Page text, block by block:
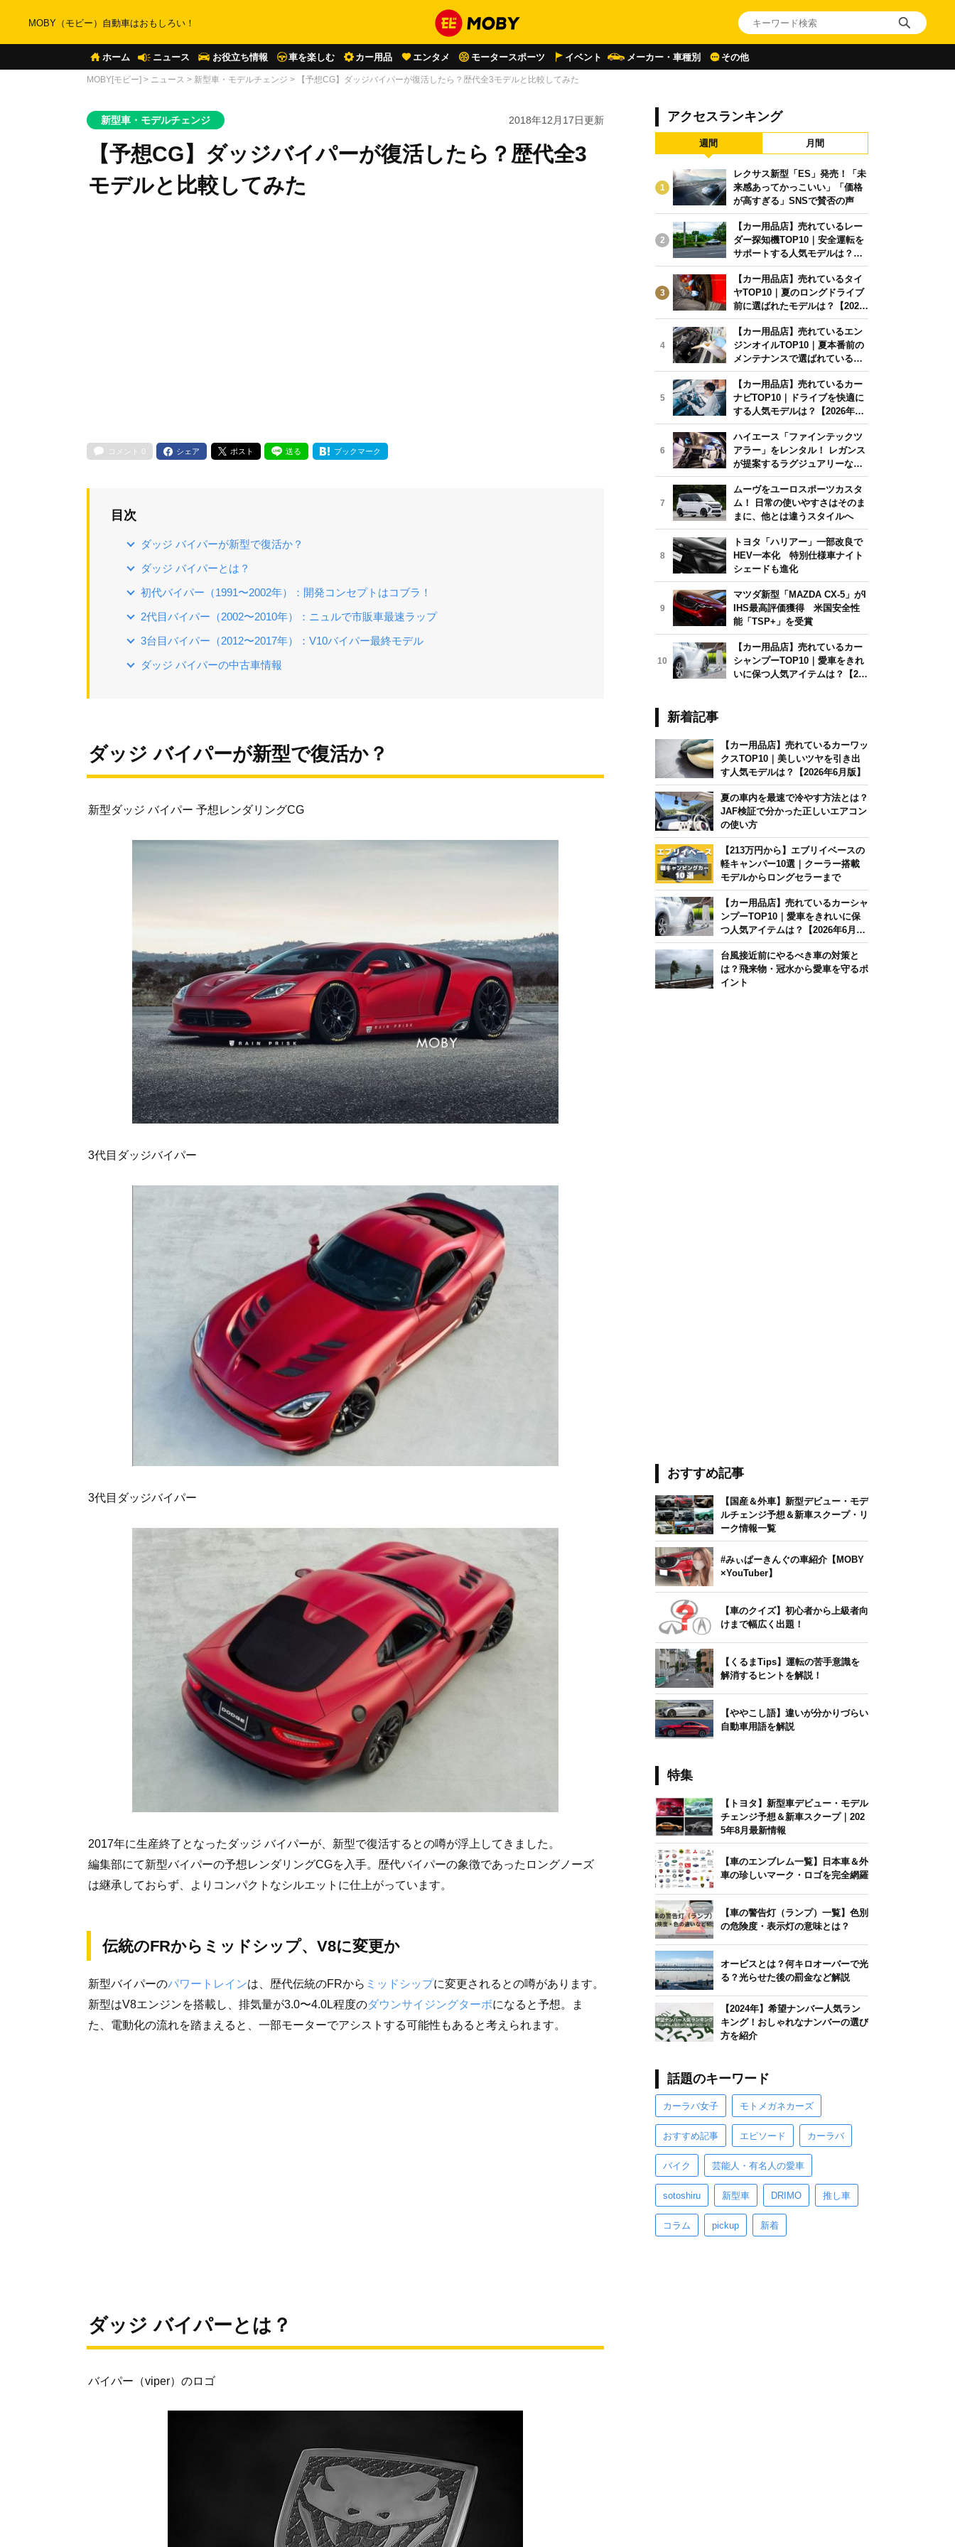
MOBY（モビー）自動車はおもしろい！
ホーム ニュース お役立ち情報 車を楽しむ カー用品 エンタメ モータースポーツ イベント メーカー・車種別 その他
MOBY[モビー] > ニュース > 新型車・モデルチェンジ > 【予想CG】ダッジバイパーが復活したら？歴代全3モデルと比較してみた
新型車・モデルチェンジ 2018年12月17日更新
【予想CG】ダッジバイパーが復活したら？歴代全3
モデルと比較してみた
コメント 0 シェア ポスト 送る ブックマーク
目次
ダッジ バイパーが新型で復活か？
ダッジ バイパーとは？
初代バイパー（1991〜2002年）：開発コンセプトはコブラ！
2代目バイパー（2002〜2010年）：ニュルで市販車最速ラップ
3台目バイパー（2012〜2017年）：V10バイパー最終モデル
ダッジ バイパーの中古車情報
ダッジ バイパーが新型で復活か？
新型ダッジ バイパー 予想レンダリングCG
3代目ダッジバイパー
3代目ダッジバイパー
2017年に生産終了となったダッジ バイパーが、新型で復活するとの噂が浮上してきました。
編集部にて新型バイパーの予想レンダリングCGを入手。歴代バイパーの象徴であったロングノーズ
は継承しておらず、よりコンパクトなシルエットに仕上がっています。
伝統のFRからミッドシップ、V8に変更か
新型バイパーのパワートレインは、歴代伝統のFRから ミッドシップに変更されるとの噂があります。
新型はV8エンジンを搭載し、排気量が3.0〜4.0L程度のダウンサイジングターボになると予想。ま
た、電動化の流れを踏まえると、一部モーターでアシストする可能性もあると考えられます。
ダッジ バイパーとは？
バイパー（viper）のロゴ
アクセスランキング
週間 月間
1
レクサス新型「ES」発売！「未
来感あってかっこいい」「価格
が高すぎる」SNSで賛否の声
2
【カー用品店】売れているレー
ダー探知機TOP10｜安全運転を
サポートする人気モデルは？【2
026年6月版】
3
【カー用品店】売れているタイ
ヤTOP10｜夏のロングドライブ
前に選ばれたモデルは？【2026
年6月版】
4
【カー用品店】売れているエン
ジンオイルTOP10｜夏本番前の
メンテナンスで選ばれている人
気モデルは？【2026年6月版】
5
【カー用品店】売れているカー
ナビTOP10｜ドライブを快適に
する人気モデルは？【2026年6
月版】
6
ハイエース「ファインテックツ
アラー」をレンタル！ レガンス
が提案するラグジュアリーな移
動体験
7
ムーヴをユーロスポーツカスタ
ム！ 日常の使いやすさはそのま
まに、他とは違うスタイルへ
8
トヨタ「ハリアー」一部改良で
HEV一本化 特別仕様車ナイト
シェードも進化
9
マツダ新型「MAZDA CX-5」がI
IHS最高評価獲得 米国安全性
能「TSP+」を受賞
10
【カー用品店】売れているカー
シャンプーTOP10｜愛車をきれ
いに保つ人気アイテムは？【202
新着記事
【カー用品店】売れているカーワッ
クスTOP10｜美しいツヤを引き出
す人気モデルは？【2026年6月版】
夏の車内を最速で冷やす方法とは？
JAF検証で分かった正しいエアコン
の使い方
【213万円から】エブリイベースの
軽キャンパー10選｜クーラー搭載
モデルからロングセラーまで
【カー用品店】売れているカーシャ
ンプーTOP10｜愛車をきれいに保
つ人気アイテムは？【2026年6月
版】
台風接近前にやるべき車の対策と
は？飛来物・冠水から愛車を守るポ
イント
おすすめ記事
【国産＆外車】新型デビュー・モデ
ルチェンジ予想＆新車スクープ・リ
ーク情報一覧
#みぃぱーきんぐの車紹介【MOBY
×YouTuber】
【車のクイズ】初心者から上級者向
けまで幅広く出題！
【くるまTips】運転の苦手意識を
解消するヒントを解説！
【ややこし語】違いが分かりづらい
自動車用語を解説
特集
【トヨタ】新型車デビュー・モデル
チェンジ予想＆新車スクープ｜202
5年8月最新情報
【車のエンブレム一覧】日本車＆外
車の珍しいマーク・ロゴを完全網羅
【車の警告灯（ランプ）一覧】色別
の危険度・表示灯の意味とは？
オービスとは？何キロオーバーで光
る？光らせた後の罰金など解説
【2024年】希望ナンバー人気ラン
キング！おしゃれなナンバーの選び
方を紹介
話題のキーワード
カーラバ女子 モトメガネカーズ
おすすめ記事 エピソード カーラバ
バイク 芸能人・有名人の愛車
sotoshiru 新型車 DRIMO 推し車
コラム pickup 新着